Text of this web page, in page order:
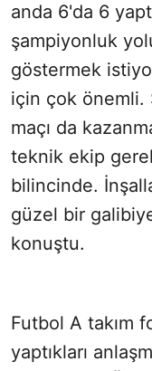
anda 6'da 6
şampiyonluk
göstermek
için çok önemli.
maçı da
teknik ekip
bilincinde.
güzel bir
konuştu.
Futbol A takım
yaptıkları